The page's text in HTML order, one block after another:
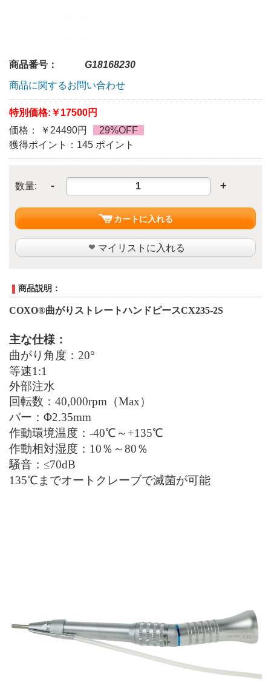
商品番号：
G18168230
商品に関するお問い合わせ
特別価格: ￥17500円
価格： ￥24490円
29%OFF
獲得ポイント：145 ポイント
数量: - +
カートに入れる
マイリストに入れる
商品説明：
COXO®曲がりストレートハンドピースCX235-2S
主な仕様：
曲がり角度：20°
等速1 :1
外部注水
回転数：40,000rpm （Max）
バー：Φ2.35mm
作動環境温度：-40℃ ～+135℃
作動相対湿度：10％～80％
騒音： ≤70dB
135℃ までオートクレーブで滅菌が可能